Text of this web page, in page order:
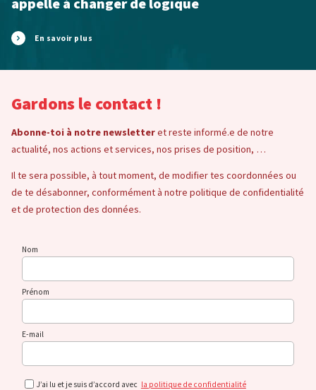
En savoir plus
Gardons le contact !
Abonne-toi à notre newsletteret reste informé.e de notre
actualité, nos actions et services, nos prises de position, …
Il te sera possible, à tout moment, de modifier tes coordonnées ou
de te désabonner, conformément à notre politique de confidentialité
et de protection des données.
Nom
Prénom
E-mail
J’ai lu et je suis d’accord avec la politique de confidentialité